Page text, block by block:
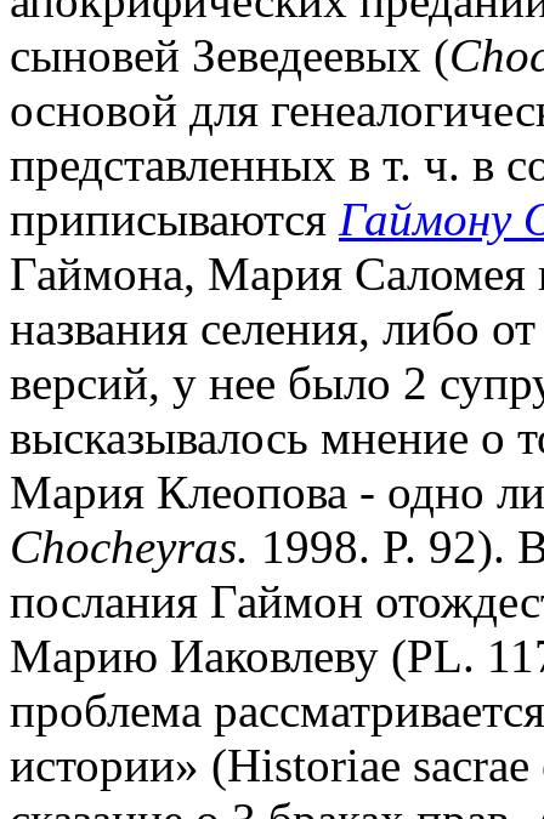
сыновей Зеведеевых (
основой для
представленных в т. ч. в
приписываются Гаймону
Гаймона, Мария Саломея
названия селения, либо
версий, у нее было 2
высказывалось мнение о
Мария Клеопова - одно
Chocheyras. 1998. P. 92).
послания Гаймон
Марию Иаковлеву (PL.
проблема
истории» (Historiae